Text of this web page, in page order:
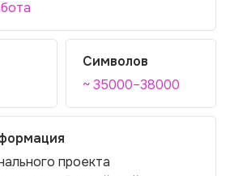
Символов
~ 35000–38000
проекта